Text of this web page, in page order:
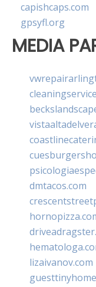
capishcaps.com
gpsyfl.org
MEDIA
dmtacos.com
lizaivanov.com